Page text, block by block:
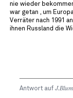
nie wieder
war getan , um
Verräter nach 1991
ihnen Russland die
Antwort auf